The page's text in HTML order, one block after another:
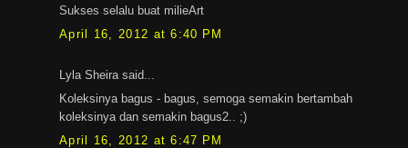
Sukses selalu buat milieArt
April 16, 2012 at 6:40 PM
Lyla Sheira said...
Koleksinya bagus - bagus, semoga semakin bertambah
koleksinya dan semakin bagus2.. ;)
April 16, 2012 at 6:47 PM